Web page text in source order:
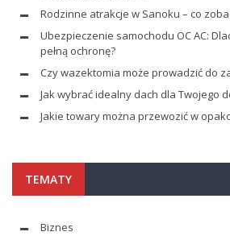
Rodzinne atrakcje w Sanoku – co
Ubezpieczenie samochodu OC AC:
pełną ochronę?
Czy wazektomia może prowadzić do
Jak wybrać idealny dach dla Twojego
Jakie towary można przewozić w
TEMATY
Biznes